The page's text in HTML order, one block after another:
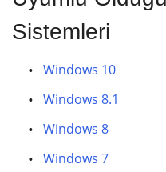
Sistemleri
Windows 10
Windows 8.1
Windows 8
Windows 7